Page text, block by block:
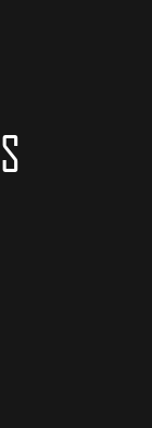
CONTACTOS